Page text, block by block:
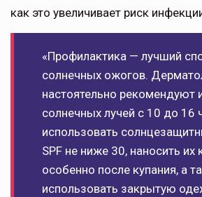
как это увеличивает риск
«Профилактика — лучший
солнечных ожогов.
настоятельно рекомендуют
солнечных лучей с 10 до 16
использовать
SPF не ниже 30, наносить
особенно после купания, а
использовать закрытую